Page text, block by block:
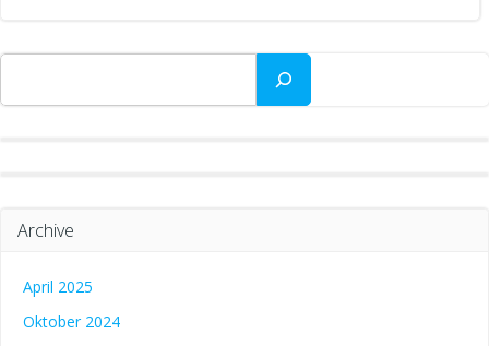
Suchen
Archive
April 2025
Oktober 2024